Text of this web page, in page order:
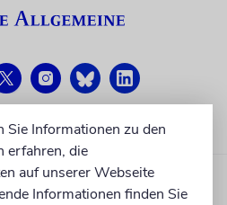
Sie Informationen zu den
erfahren, die
auf unserer Webseite
Informationen finden Sie